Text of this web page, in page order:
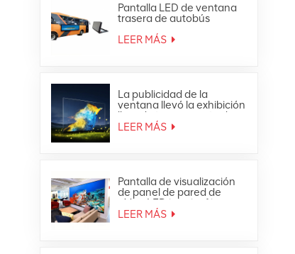
Pantalla LED de ventana
trasera de autobús
para exteriores
LEER MÁS
La publicidad de la
ventana llevó la exhibición
llevada transparente de
cristal de la malla de la
LEER MÁS
Pantalla de visualización
de panel de pared de
vídeo LED interior fija
ultrafina Full HD
LEER MÁS